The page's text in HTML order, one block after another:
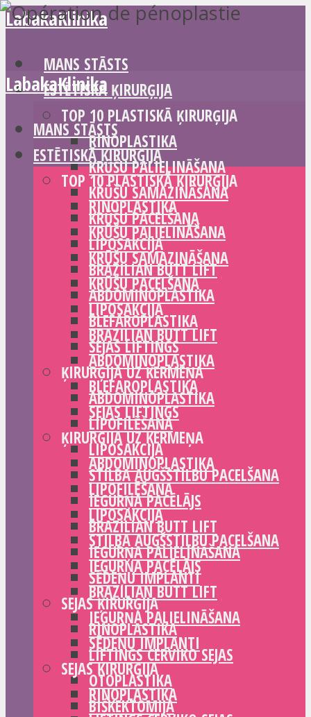
LabakaKlinika
MANS STĀSTS
ESTĒTISKĀ ĶIRURĢIJA
TOP 10 PLASTISKĀ ĶIRURĢIJA
RINOPLASTIKA
KRŪŠU PALIELINĀŠANA
KRŪŠU SAMAZINĀŠANA
KRŪŠU PACELŠANA
LIPOSAKCIJA
BRAZILIAN BUTT LIFT
ABDOMINOPLASTIKA
BLEFAROPLASTIKA
SEJAS LIFTINGS
ĶIRURĢIJA UZ ĶERMEŅA
ABDOMINOPLASTIKA
LIPOFILĒŠANA
LIPOSAKCIJA
STILBA AUGŠSTILBU PACELŠANA
IEGURŅA PACĒLĀJS
BRAZILIAN BUTT LIFT
IEGURŅA PALIELINĀŠANA
SĒDEŅU IMPLANTI
SEJAS ĶIRURĢIJA
RINOPLASTIKA
LIFTINGS CERVIKO SEJAS
OTOPLASTIKA
BIŠKEKTOMIJA
LabakaKlinika
MANS STĀSTS
ESTĒTISKĀ ĶIRURĢIJA
TOP 10 PLASTISKĀ ĶIRURĢIJA
RINOPLASTIKA
KRŪŠU PALIELINĀŠANA
KRŪŠU SAMAZINĀŠANA
KRŪŠU PACELŠANA
LIPOSAKCIJA
BRAZILIAN BUTT LIFT
ABDOMINOPLASTIKA
BLEFAROPLASTIKA
SEJAS LIFTINGS
ĶIRURĢIJA UZ ĶERMEŅA
ABDOMINOPLASTIKA
LIPOFILĒŠANA
LIPOSAKCIJA
STILBA AUGŠSTILBU PACELŠANA
IEGURŅA PACĒLĀJS
BRAZILIAN BUTT LIFT
IEGURŅA PALIELINĀŠANA
SĒDEŅU IMPLANTI
SEJAS ĶIRURĢIJA
RINOPLASTIKA